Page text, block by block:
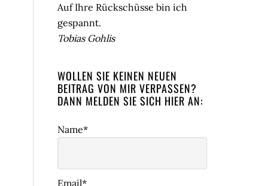
Auf Ihre Rückschüsse bin ich
gespannt.
Tobias Gohlis
WOLLEN SIE KEINEN NEUEN
BEITRAG VON MIR VERPASSEN?
DANN MELDEN SIE SICH HIER AN:
Name*
Email*